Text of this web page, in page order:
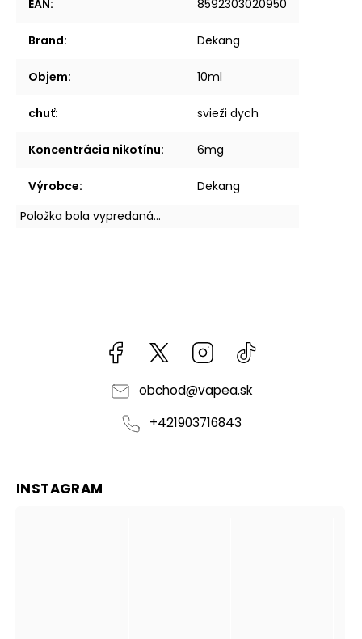
EAN: 8592303020950
Brand: Dekang
Objem: 10ml
chuť: svieži dych
Koncentrácia nikotínu: 6mg
Výrobce:
Dekang
Položka bola vypredaná…
Facebook kzifcak85131Instagram
obchod@vapea.sk
+421903716843
INSTAGRAM